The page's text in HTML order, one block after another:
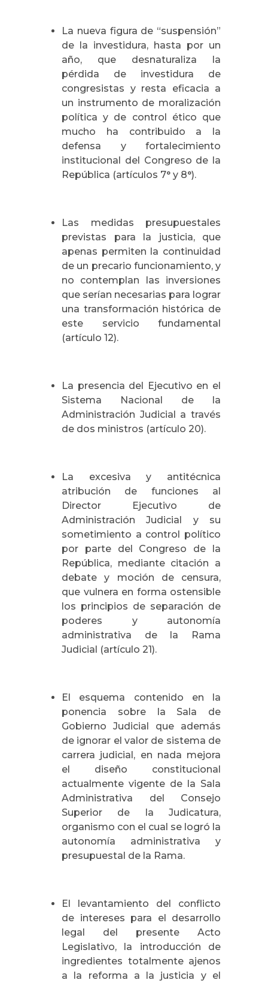
La nueva figura de “suspensión”
de la investidura, hasta por un
año, que desnaturaliza la
pérdida de investidura de
congresistas y resta eficacia a
un instrumento de moralización
política y de control ético que
mucho ha contribuido a la
defensa y fortalecimiento
institucional del Congreso de la
República (artículos 7° y 8°).
Las medidas presupuestales
previstas para la justicia, que
apenas permiten la continuidad
de un precario funcionamiento, y
no contemplan las inversiones
que serían necesarias para lograr
una transformación histórica de
este servicio fundamental
(artículo 12).
La presencia del Ejecutivo en el
Sistema Nacional de la
Administración Judicial a través
de dos ministros (artículo 20).
La excesiva y antitécnica
atribución de funciones al
Director Ejecutivo de
Administración Judicial y su
sometimiento a control político
por parte del Congreso de la
República, mediante citación a
debate y moción de censura,
que vulnera en forma ostensible
los principios de separación de
poderes y autonomía
administrativa de la Rama
Judicial (artículo 21).
El esquema contenido en la
ponencia sobre la Sala de
Gobierno Judicial que además
de ignorar el valor de sistema de
carrera judicial, en nada mejora
el diseño constitucional
actualmente vigente de la Sala
Administrativa del Consejo
Superior de la Judicatura,
organismo con el cual se logró la
autonomía administrativa y
presupuestal de la Rama.
El levantamiento del conflicto
de intereses para el desarrollo
legal del presente Acto
Legislativo, la introducción de
ingredientes totalmente ajenos
a la reforma a la justicia y el